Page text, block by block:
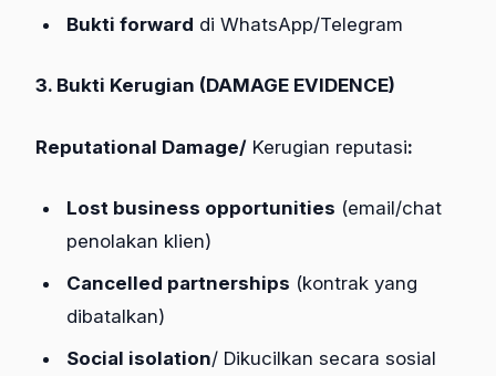
Bukti forward di WhatsApp/Telegram
3. Bukti Kerugian (DAMAGE EVIDENCE)
Reputational Damage/ Kerugian reputasi:
Lost business opportunities (email/chat
penolakan klien)
Cancelled partnerships (kontrak yang
dibatalkan)
Social isolation/ Dikucilkan secara sosial